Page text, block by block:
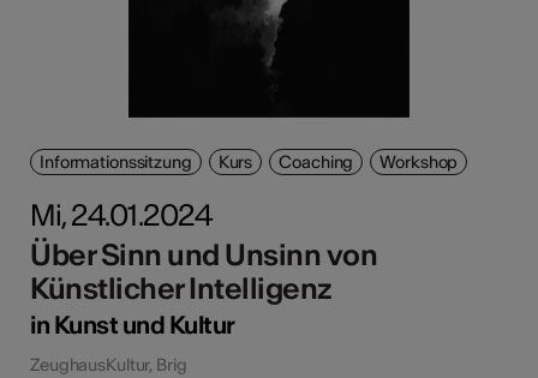
Informationssitzung Kurs Coaching Workshop
Mi, 24.01.2024
Über Sinn und Unsinn von
Künstlicher Intelligenz
in Kunst und Kultur
ZeughausKultur, Brig